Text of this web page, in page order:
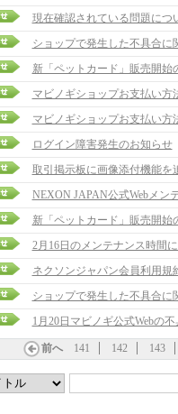
現在確認されている問題につ
ショップで発生した不具合に
新「ペットカード」販売開始
マビノギショップお支払い
マビノギショップお支払い方
ログイン障害発生のお知らせ
取引掲示板に画像添付機能を
NEXON JAPAN公式Webメン
新「ペットカード」販売開始
2月16日のメンテナンス時間
ネクソンジャパン会員利用規
ショップで発生した不具合に
1月20日マビノギ公式Webの
前へ 141 142 143